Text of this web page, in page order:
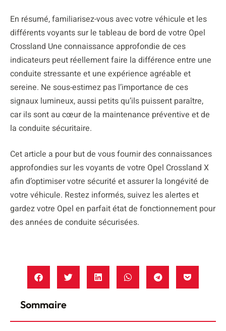
En résumé, familiarisez-vous avec votre véhicule et les
différents voyants sur le tableau de bord de votre Opel
Crossland Une connaissance approfondie de ces
indicateurs peut réellement faire la différence entre une
conduite stressante et une expérience agréable et
sereine. Ne sous-estimez pas l’importance de ces
signaux lumineux, aussi petits qu’ils puissent paraître,
car ils sont au cœur de la maintenance préventive et de
la conduite sécuritaire.
Cet article a pour but de vous fournir des connaissances
approfondies sur les voyants de votre Opel Crossland X
afin d’optimiser votre sécurité et assurer la longévité de
votre véhicule. Restez informés, suivez les alertes et
gardez votre Opel en parfait état de fonctionnement pour
des années de conduite sécurisées.
Sommaire